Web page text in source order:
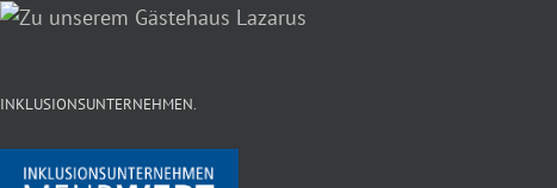
INKLUSIONSUNTERNEHMEN.